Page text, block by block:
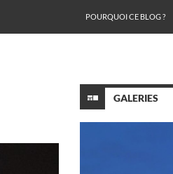
POURQUOI CE BLOG ?
GALERIES